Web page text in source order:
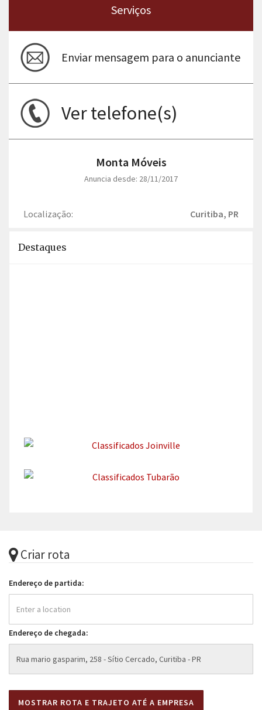
Serviços
Enviar mensagem para o anunciante
Ver telefone(s)
Monta Móveis
Anuncia desde: 28/11/2017
Localização: Curitiba, PR
Destaques
Criar rota
Endereço de partida:
Endereço de chegada: